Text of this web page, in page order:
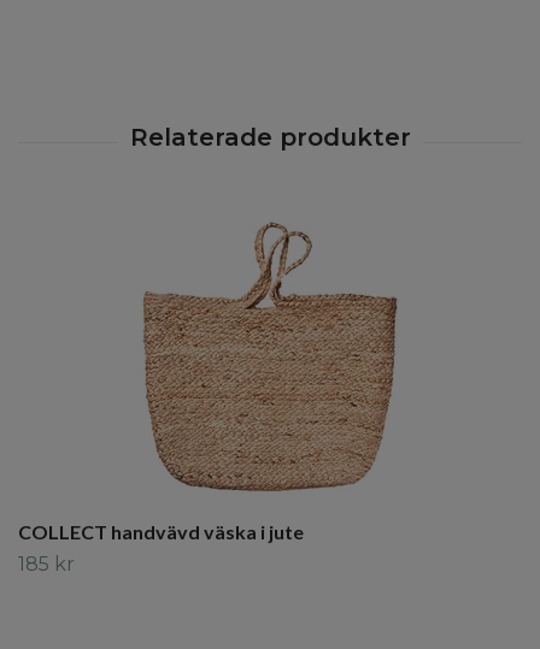
COLLECT handvävd väska i jute
185 kr